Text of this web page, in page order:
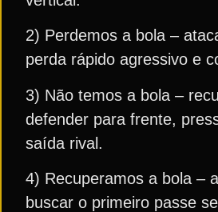
2) Perdemos a bola –
perda rápido agressivo e
3) Não temos a bola –
defender para frente,
saída rival.
4) Recuperamos a bola –
buscar o primeiro passe